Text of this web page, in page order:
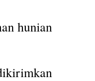
hunian